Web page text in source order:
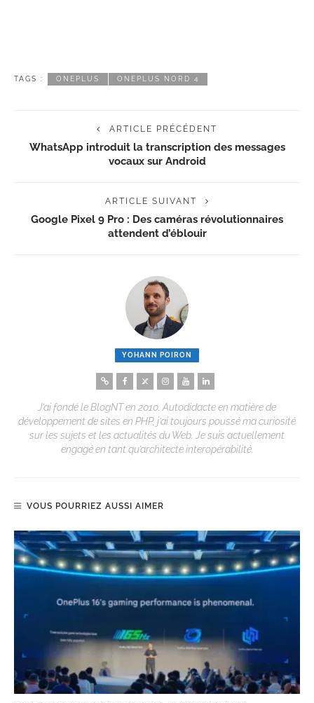
TAGS : ONEPLUS ONEPLUS NORD 4
ARTICLE PRÉCÉDENT
WhatsApp introduit la transcription des messages
vocaux sur Android
ARTICLE SUIVANT
Google Pixel 9 Pro : Des caméras révolutionnaires
attendent d’éblouir
YOHANN POIRON
J’ai fondé le BlogNT en 2010. Autodidacte en matière de
développement de sites en PHP, j’ai toujours poussé ma curiosité
sur les sujets et les actualités du Web. Je suis actuellement
engagé en tant qu’architecte interopérabilité.
VOUS POURRIEZ AUSSI AIMER